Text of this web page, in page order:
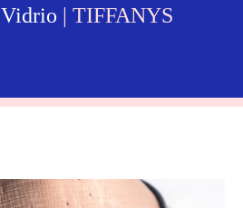
Vidrio | TIFFANYS